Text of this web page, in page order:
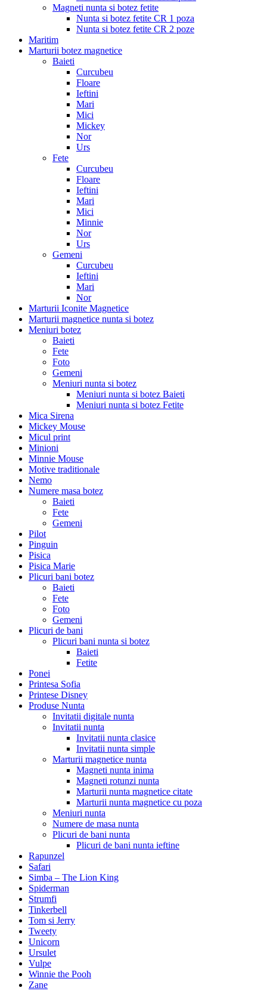
Magneti nunta si botez fetite
Nunta si botez fetite CR 1 poza
Nunta si botez fetite CR 2 poze
Maritim
Marturii botez magnetice
Baieti
Curcubeu
Floare
Ieftini
Mari
Mici
Mickey
Nor
Urs
Fete
Curcubeu
Floare
Ieftini
Mari
Mici
Minnie
Nor
Urs
Gemeni
Curcubeu
Ieftini
Mari
Nor
Marturii Iconite Magnetice
Marturii magnetice nunta si botez
Meniuri botez
Baieti
Fete
Foto
Gemeni
Meniuri nunta si botez
Meniuri nunta si botez Baieti
Meniuri nunta si botez Fetite
Mica Sirena
Mickey Mouse
Micul print
Minioni
Minnie Mouse
Motive traditionale
Nemo
Numere masa botez
Baieti
Fete
Gemeni
Pilot
Pinguin
Pisica
Pisica Marie
Plicuri bani botez
Baieti
Fete
Foto
Gemeni
Plicuri de bani
Plicuri bani nunta si botez
Baieti
Fetite
Ponei
Printesa Sofia
Printese Disney
Produse Nunta
Invitatii digitale nunta
Invitatii nunta
Invitatii nunta clasice
Invitatii nunta simple
Marturii magnetice nunta
Magneti nunta inima
Magneti rotunzi nunta
Marturii nunta magnetice citate
Marturii nunta magnetice cu poza
Meniuri nunta
Numere de masa nunta
Plicuri de bani nunta
Plicuri de bani nunta ieftine
Rapunzel
Safari
Simba – The Lion King
Spiderman
Strumfi
Tinkerbell
Tom si Jerry
Tweety
Unicorn
Ursulet
Vulpe
Winnie the Pooh
Zane